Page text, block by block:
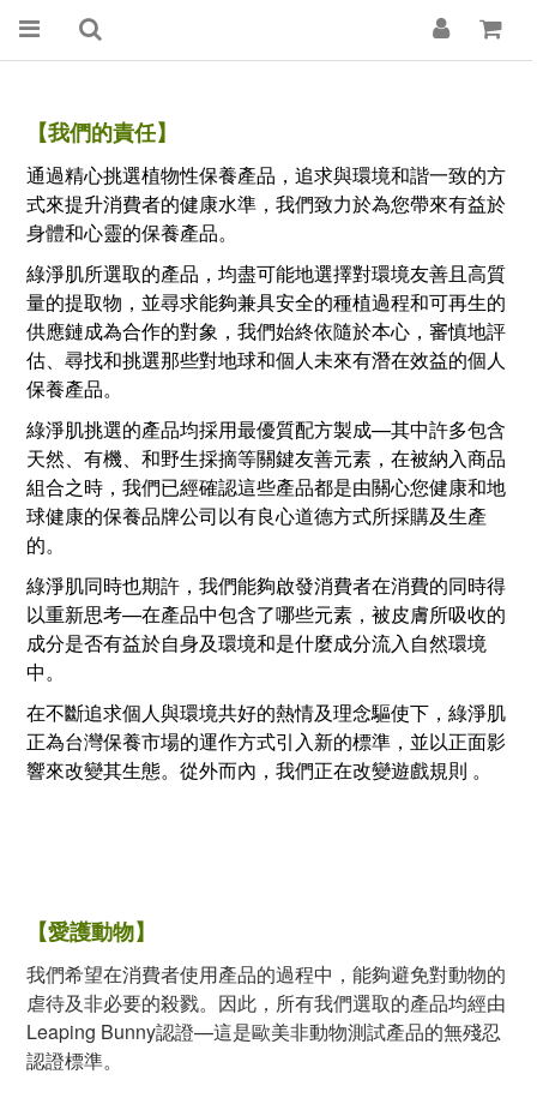
【我們的責任】
通過精心挑選植物性保養產品，追求與環境和諧一致的方
式來提升消費者的健康水準， 我們致力於為您帶來有益於
身體和心靈的保養產品。
綠淨肌所選取的產品，均盡可能地選擇對環境友善且高質
量的提取物，並尋求能夠兼具安全的種植過程和可再生的
供應鏈成為合作的對象，我們始終依隨於本心，審慎地評
估、尋找和挑選那些對地球和個人未來有潛在效益的個人
保養產品。
綠淨肌挑選的產品均採用最優質配方製成—其中許多包含
天然、有機、和野生採摘等關鍵友善元素，在被納入商品
組合之時，我們已經確認這些產品都是由關心您健康和地
球健康的保養品牌公司以有良心道德方式所採購及生產
的。
綠淨肌同時也期許，我們能夠啟發消費者在消費的同時得
以重新思考—在產品中包含了哪些元素，被皮膚所吸收的
成分是否有益於自身及環境和是什麼成分流入自然環境
中。
在不斷追求個人與環境共好的熱情及理念驅使下，綠淨肌
正為台灣保養市場的運作方式引入新的標準，並以正面影
響來改變其生態。 從外而內， 我們正在改變遊戲規則 。
【愛護動物】
我們希望在消費者使用產品的過程中，能夠避免對動物的
虐待及非必要的殺戮。因此，所有我們選取的產品均經由
Leaping Bunny認證—這是歐美非動物測試產品的無殘忍
認證標準。